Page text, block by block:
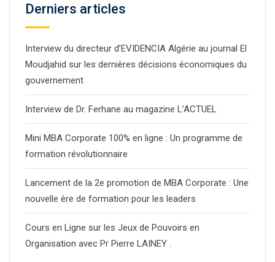
Derniers articles
Interview du directeur d’EVIDENCIA Algérie au journal El
Moudjahid sur les dernières décisions économiques du
gouvernement
Interview de Dr. Ferhane au magazine L’ACTUEL
Mini MBA Corporate 100% en ligne : Un programme de
formation révolutionnaire
Lancement de la 2e promotion de MBA Corporate : Une
nouvelle ère de formation pour les leaders
Cours en Ligne sur les Jeux de Pouvoirs en
Organisation avec Pr Pierre LAINEY .